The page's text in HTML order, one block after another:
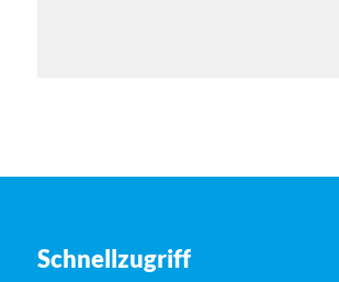
Schnellzugriff